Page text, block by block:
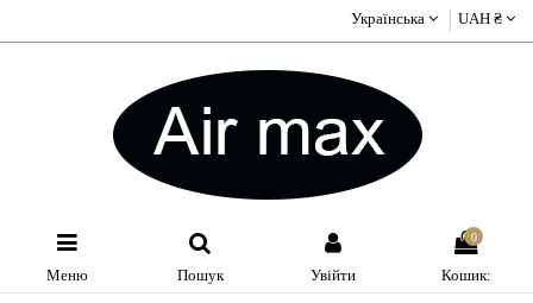
Українська UAH ₴
Меню Пошук Увійти
0
Кошик: